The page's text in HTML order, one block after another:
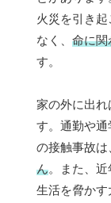
火災を引き
なく、 命に関
す。
家の外に出れ
す。通勤や通
の接触事故は
ん。また、
生活を脅か